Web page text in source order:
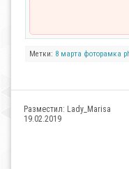
Метки: 8 марта фоторамка
Разместил: Lady_Marisa
19.02.2019